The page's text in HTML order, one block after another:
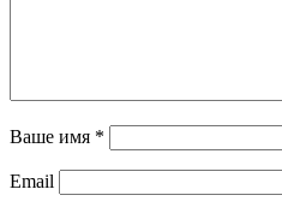
Ваше имя *
Email